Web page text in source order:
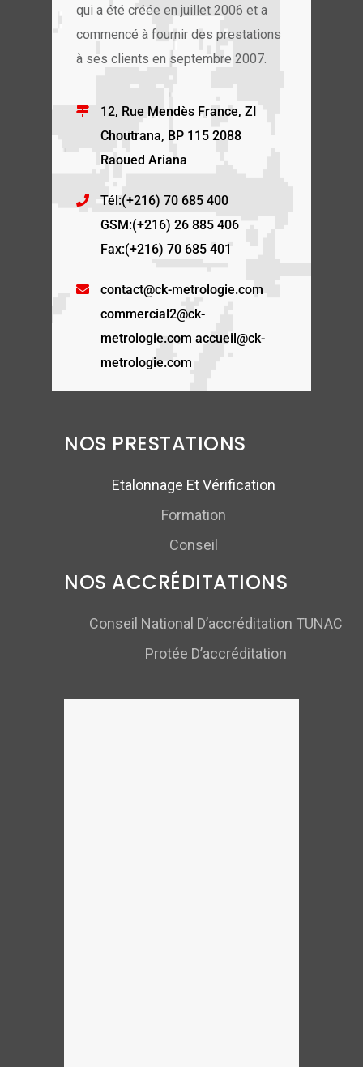
qui a été créée en juillet 2006 et a
commencé à fournir des prestations
à ses clients en septembre 2007.
12, Rue Mendès France, ZI
Choutrana, BP 115 2088
Raoued Ariana
Tél:(+216) 70 685 400
GSM:(+216) 26 885 406
Fax:(+216) 70 685 401
contact@ck-metrologie.com
commercial2@ck-
metrologie.com accueil@ck-
metrologie.com
NOS PRESTATIONS
Etalonnage Et Vérification
Formation
Conseil
NOS ACCRÉDITATIONS
Conseil National D’accréditation TUNAC
Protée D’accréditation